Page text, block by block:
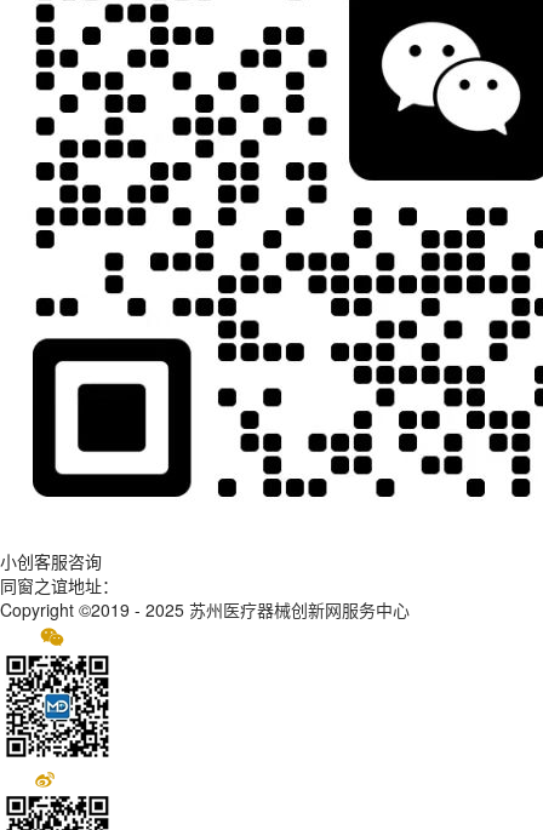
小创客服咨询
同窗之谊地址：
Copyright ©2019 - 2025 苏州医疗器械创新网服务中心